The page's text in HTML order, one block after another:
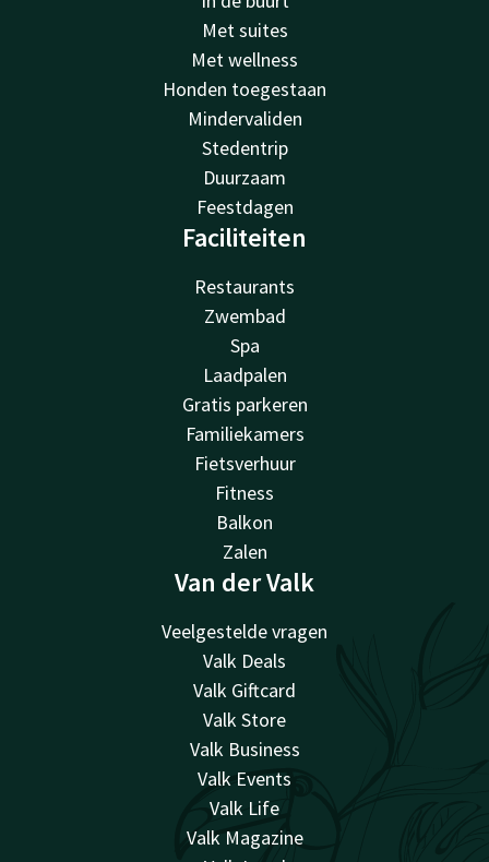
Met suites
Met wellness
Honden toegestaan
Mindervaliden
Stedentrip
Duurzaam
Feestdagen
Faciliteiten
Restaurants
Zwembad
Spa
Laadpalen
Gratis parkeren
Familiekamers
Fietsverhuur
Fitness
Balkon
Zalen
Van der Valk
Veelgestelde vragen
Valk Deals
Valk Giftcard
Valk Store
Valk Business
Valk Events
Valk Life
Valk Magazine